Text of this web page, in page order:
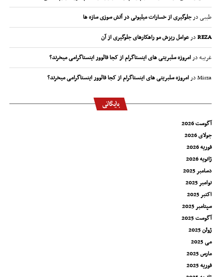
طیبیدرجلوگیری از خسارات میلیونی در آتش سوزی سازه ها
REZAدرعوامل ریزش مو راهکارهای جلوگیری از آن
غریبهدرامروزه سلبریتی های اینستاگرام از کجا فالوور اینستاگرامی میخرند؟
Mirzaدرامروزه سلبریتی های اینستاگرام از کجا فالوور اینستاگرامی میخرند؟
بایگانی
آگوست 2026
جولای 2026
فوریه 2026
ژانویه 2026
دسامبر 2025
نوامبر 2025
اکتبر 2025
سپتامبر 2025
آگوست 2025
ژوئن 2025
می 2025
مارس 2025
فوریه 2025